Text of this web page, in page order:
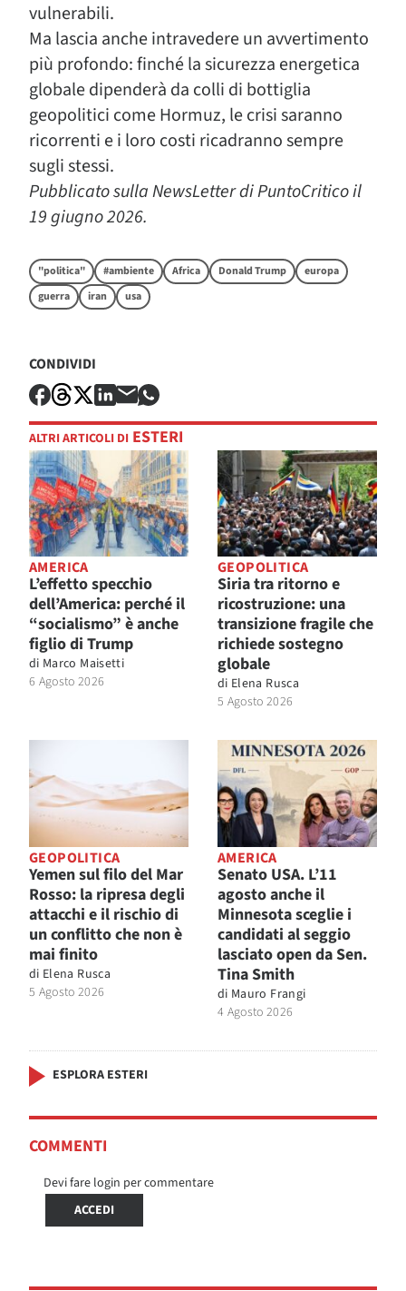
vulnerabili.
Ma lascia anche intravedere un avvertimento
più profondo: finché la sicurezza energetica
globale dipenderà da colli di bottiglia
geopolitici come Hormuz, le crisi saranno
ricorrenti e i loro costi ricadranno sempre
sugli stessi.
Pubblicato sulla NewsLetter di PuntoCritico il
19 giugno 2026.
"politica" #ambiente Africa Donald Trump
europa
guerra
iran usa
CONDIVIDI
ALTRI ARTICOLI DI ESTERI
AMERICA
L’effetto specchio
dell’America: perché il
“socialismo” è anche
figlio di Trump
di Marco Maisetti
6 Agosto 2026
GEOPOLITICA
Siria tra ritorno e
ricostruzione: una
transizione fragile che
richiede sostegno
globale
di Elena Rusca
5 Agosto 2026
GEOPOLITICA
Yemen sul filo del Mar
Rosso: la ripresa degli
attacchi e il rischio di
un conflitto che non è
mai finito
di Elena Rusca
5 Agosto 2026
AMERICA
Senato USA. L’11
agosto anche il
Minnesota sceglie i
candidati al seggio
lasciato open da Sen.
Tina Smith
di Mauro Frangi
4 Agosto 2026
ESPLORA ESTERI
COMMENTI
Devi fare login per commentare
ACCEDI